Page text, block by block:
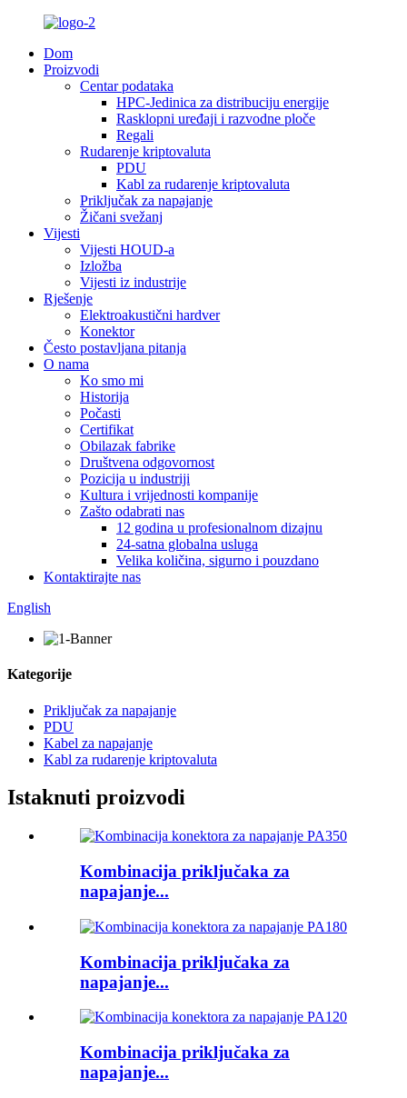
Dom
Proizvodi
Centar podataka
HPC-Jedinica za distribuciju energije
Rasklopni uređaji i razvodne ploče
Regali
Rudarenje kriptovaluta
PDU
Kabl za rudarenje kriptovaluta
Priključak za napajanje
Žičani svežanj
Vijesti
Vijesti HOUD-a
Izložba
Vijesti iz industrije
Rješenje
Elektroakustični hardver
Konektor
Često postavljana pitanja
O nama
Ko smo mi
Historija
Počasti
Certifikat
Obilazak fabrike
Društvena odgovornost
Pozicija u industriji
Kultura i vrijednosti kompanije
Zašto odabrati nas
12 godina u profesionalnom dizajnu
24-satna globalna usluga
Velika količina, sigurno i pouzdano
Kontaktirajte nas
English
Kategorije
Priključak za napajanje
PDU
Kabel za napajanje
Kabl za rudarenje kriptovaluta
Istaknuti proizvodi
Kombinacija priključaka za
napajanje...
Kombinacija priključaka za
napajanje...
Kombinacija priključaka za
napajanje...